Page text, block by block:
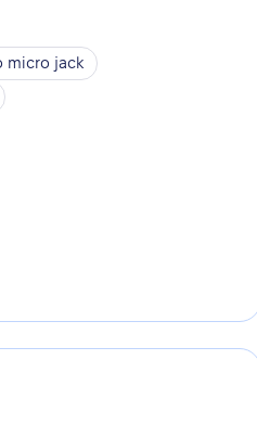
micro jack